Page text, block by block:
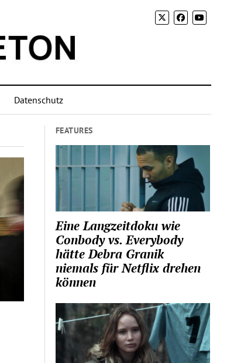
Datenschutz
FEATURES
Eine Langzeitdoku wie
Conbody vs. Everybody
hätte Debra Granik
niemals für Netflix drehen
können